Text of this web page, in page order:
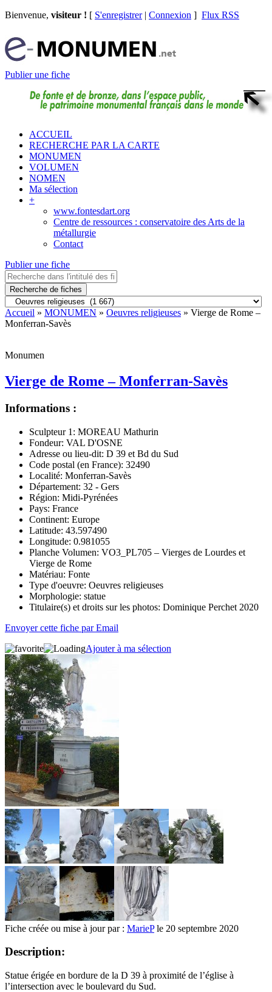
Bienvenue, visiteur ! [ S'enregistrer| Connexion ] Flux RSS
Publier une fiche
ACCUEIL
RECHERCHE PAR LA CARTE
MONUMEN
VOLUMEN
NOMEN
Ma sélection
+
www.fontesdart.org
Centre de ressources : conservatoire des Arts de la
métallurgie
Contact
Publier une fiche
Recherche de fiches
Accueil » MONUMEN » Oeuvres religieuses » Vierge de Rome –
Monferran-Savès
Monumen
Vierge de Rome – Monferran-Savès
Informations :
Sculpteur 1: MOREAU Mathurin
Fondeur: VAL D'OSNE
Adresse ou lieu-dit: D 39 et Bd du Sud
Code postal (en France): 32490
Localité: Monferran-Savès
Département: 32 - Gers
Région: Midi-Pyrénées
Pays: France
Continent: Europe
Latitude: 43.597490
Longitude: 0.981055
Planche Volumen: VO3_PL705 – Vierges de Lourdes et
Vierge de Rome
Matériau: Fonte
Type d'oeuvre: Oeuvres religieuses
Morphologie: statue
Titulaire(s) et droits sur les photos: Dominique Perchet 2020
Envoyer cette fiche par Email
Ajouter à ma sélection
Fiche créée ou mise à jour par : MariePle 20 septembre 2020
Description:
Statue érigée en bordure de la D 39 à proximité de l’église à
l’intersection avec le boulevard du Sud.